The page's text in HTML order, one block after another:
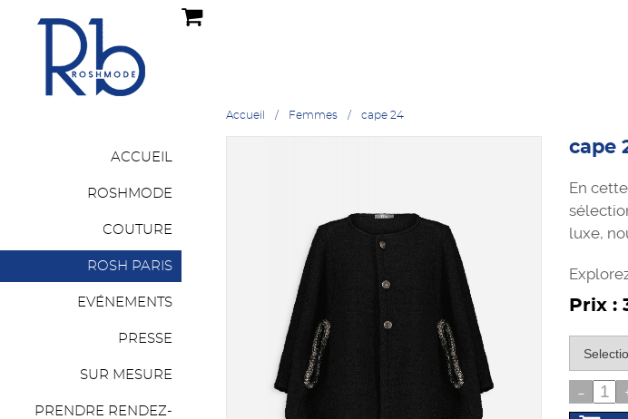
ACCUEIL
ROSHMODE
COUTURE
ROSH PARIS
EVÉNEMENTS
PRESSE
SUR MESURE
PRENDRE RENDEZ-
Accueil Femmes cape 24
cape
En
luxe,
Prix :
-